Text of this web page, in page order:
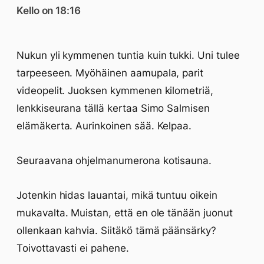
Kello on 18:16
Nukun yli kymmenen tuntia kuin tukki. Uni tulee
tarpeeseen. Myöhäinen aamupala, parit
videopelit. Juoksen kymmenen kilometriä,
lenkkiseurana tällä kertaa Simo Salmisen
elämäkerta. Aurinkoinen sää. Kelpaa.
Seuraavana ohjelmanumerona kotisauna.
Jotenkin hidas lauantai, mikä tuntuu oikein
mukavalta. Muistan, että en ole tänään juonut
ollenkaan kahvia. Siitäkö tämä päänsärky?
Toivottavasti ei pahene.